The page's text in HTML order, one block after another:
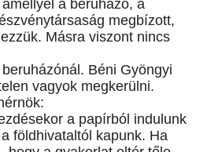
a beruházó, a
megbízott,
Másra viszont nincs
Béni Gyöngyi
vagyok megkerülni.
a papírból indulunk
földhivataltól kapunk. Ha